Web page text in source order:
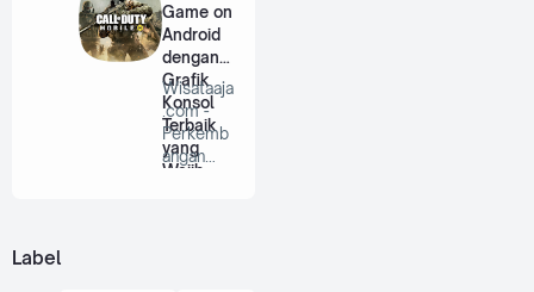
Comple…
Game on
Android
dengan
Grafik
Konsol
Terbaik
yang
Wajib
Wisataaja
.com -
Perkemb
angan
Label